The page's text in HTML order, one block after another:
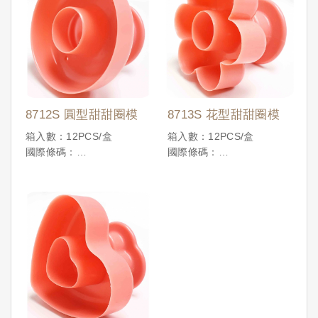
8712S 圓型甜甜圈模
箱入數：12PCS/盒
國際條碼：
8713S 花型甜甜圈模
箱入數：12PCS/盒
國際條碼：